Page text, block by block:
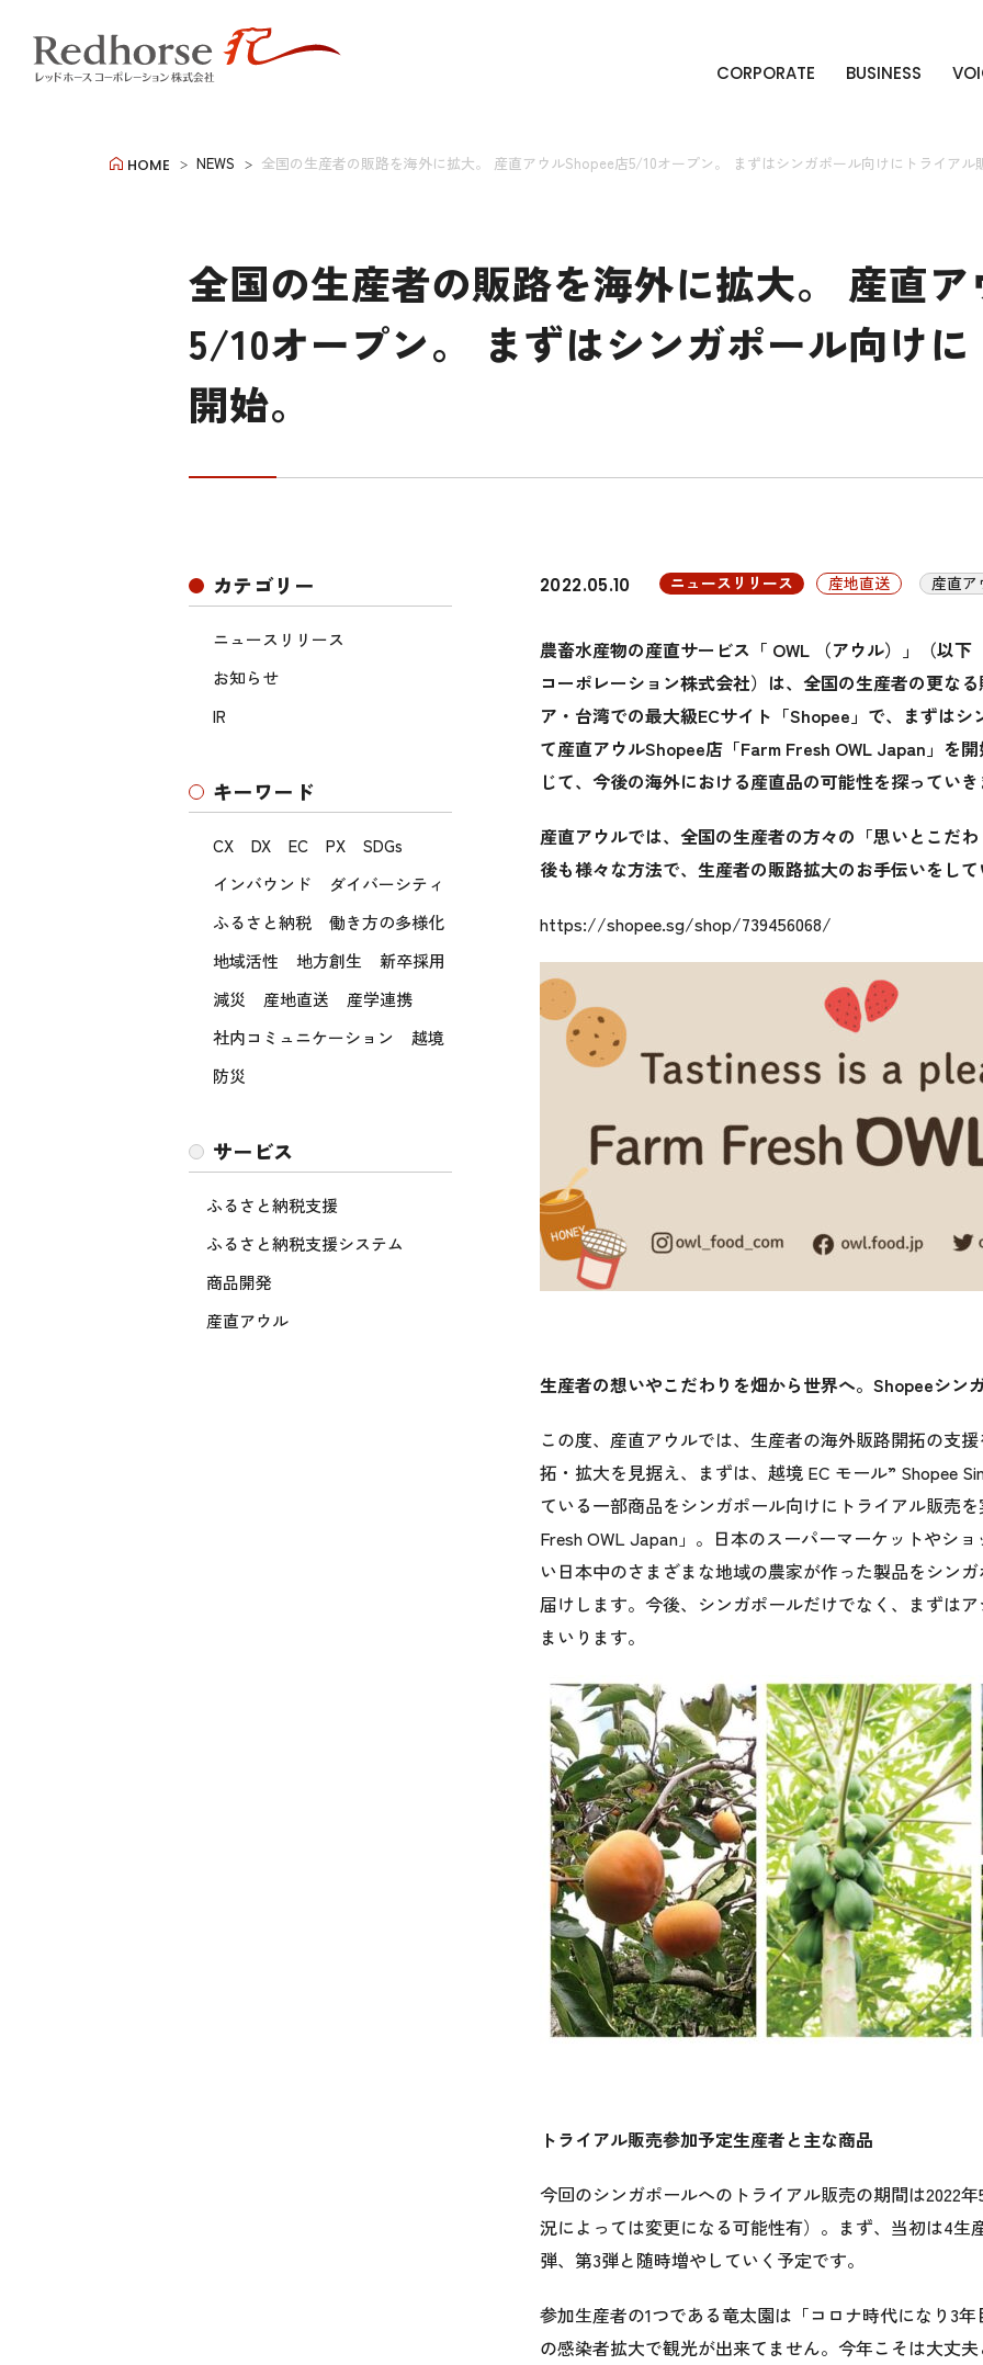
CORPORATE BUSINESS
HOME NEWS 全国の生産者の販路を海外に拡大。 産直アウルShopee店5/10オープン。 まずはシンガポール向けにトライアル
全国の生産者の販路を海外に拡大。 産直
5/10オープン。 まずはシンガポール向け
開始。
カテゴリー
ニュースリリース
お知らせ
IR
キーワード
CX DX EC PX
SDGs
インバウンド
ダイバーシティ
ふるさと納税
働き方の多様化
地域活性
地方創生
新卒採用
減災
産地直送
産学連携
社内コミュニケーション
越境
防災
サービス
ふるさと納税支援
ふるさと納税支援システム
商品開発
産直アウル
2022.05.10 ニュースリリース 産地直送 産直ア
農畜水産物の産直サービス「 OWL （アウル）」（以
コーポレーション株式会社）は、全国の生産者の更な
ア・台湾での最大級ECサイト「Shopee」で、まずは
て産直アウルShopee店「Farm Fresh OWL Japan」を
じて、今後の海外における産直品の可能性を探ってい
産直アウルでは、全国の生産者の方々の「思いとこだ
後も様々な方法で、生産者の販路拡大のお手伝いをし
https://shopee.sg/shop/739456068/
生産者の想いやこだわりを畑から世界へ。Shopeeシン
この度、産直アウルでは、生産者の海外販路開拓の支
拓・拡大を見据え、まずは、越境 EC モール” Shopee
ている一部商品をシンガポール向けにトライアル販売
Fresh OWL Japan」。日本のスーパーマーケットやシ
い日本中のさまざまな地域の農家が作った製品をシン
届けします。今後、シンガポールだけでなく、まずは
まいります。
トライアル販売参加予定生産者と主な商品
今回のシンガポールへのトライアル販売の期間は2022
況によっては変更になる可能性有）。まず、当初は4生
弾、第3弾と随時増やしていく予定です。
参加生産者の1つである竜太園は「コロナ時代になり3
の感染者拡大で観光が出来てません。今年こそは大丈